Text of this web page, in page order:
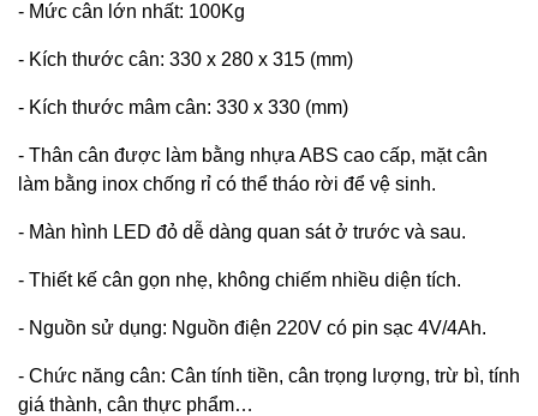
- Mức cân lớn nhất: 100Kg
- Kích thước cân: 330 x 280 x 315 (mm)
- Kích thước mâm cân: 330 x 330 (mm)
- Thân cân được làm bằng nhựa ABS cao cấp, mặt cân
làm bằng inox chống rỉ có thể tháo rời để vệ sinh.
- Màn hình LED đỏ dễ dàng quan sát ở trước và sau.
- Thiết kế cân gọn nhẹ, không chiếm nhiều diện tích.
- Nguồn sử dụng: Nguồn điện 220V có pin sạc 4V/4Ah.
- Chức năng cân: Cân tính tiền, cân trọng lượng, trừ bì, tính
giá thành, cân thực phẩm…